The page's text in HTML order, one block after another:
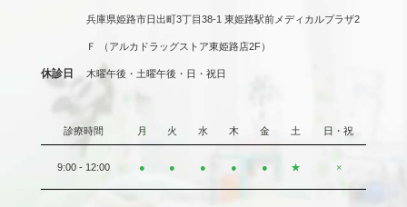
兵庫県姫路市日出町3丁目38-1 東姫路駅前メディカルプラザ2
Ｆ （アルカドラッグストア東姫路店2F）
休診日 木曜午後・土曜午後・日・祝日
診療時間 月 火 水 木 金 土 日・祝
9:00 - 12:00 ● ● ● ● ● ★ ×